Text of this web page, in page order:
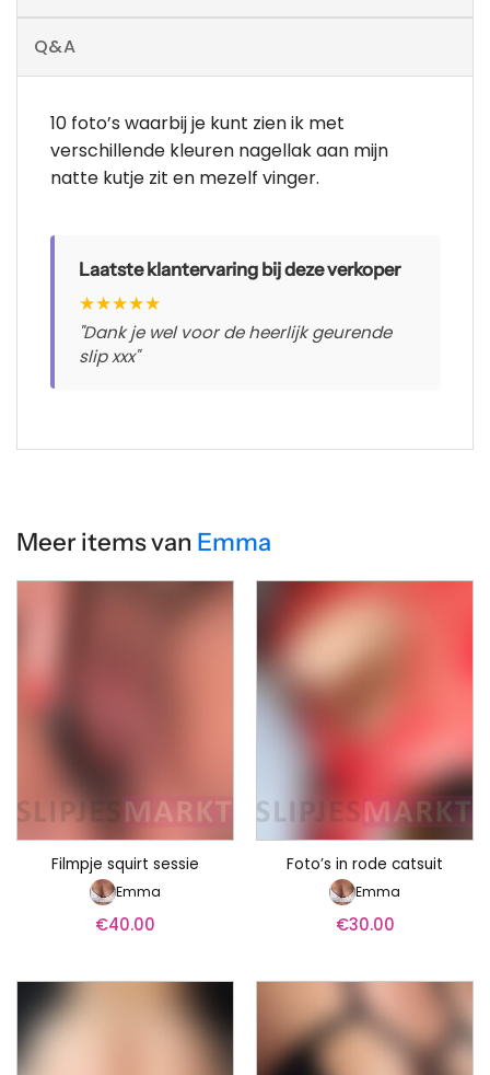
Q&A
10 foto’s waarbij je kunt zien ik met
verschillende kleuren nagellak aan mijn
natte kutje zit en mezelf vinger.
Laatste klantervaring bij deze verkoper
★★★★★
"Dank je wel voor de heerlijk geurende
slip xxx"
Meer items van Emma
Filmpje squirt sessie
Emma
€40.00
Foto’s in rode catsuit
Emma
€30.00